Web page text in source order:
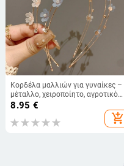
Κορδέλα μαλλιών για γυναίκες –
μέταλλο, χειροποίητο, αγροτικό
στυλ, φρέσκια και γλυκιά, Άνοιξη
8.95 €
add_shopping_cart